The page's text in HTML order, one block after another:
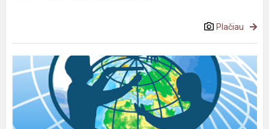
Plačiau
Dalyvaujame
tarptautinėje
GLOBE
programoje